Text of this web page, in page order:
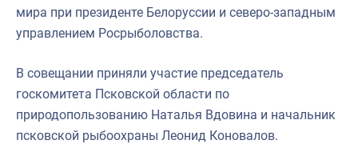
мира при президенте Белоруссии и северо-западным
управлением Росрыболовства.
В совещании приняли участие председатель
госкомитета Псковской области по
природопользованию Наталья Вдовина и начальник
псковской рыбоохраны Леонид Коновалов.